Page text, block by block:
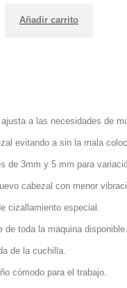
Añadir carrito
a las necesidades de
evitando a sin la mala
de 3mm y 5 mm para
cabezal con menor
cizallamiento especial.
de toda la maquina disponible.
de la cuchilla.
cómodo para el trabajo.